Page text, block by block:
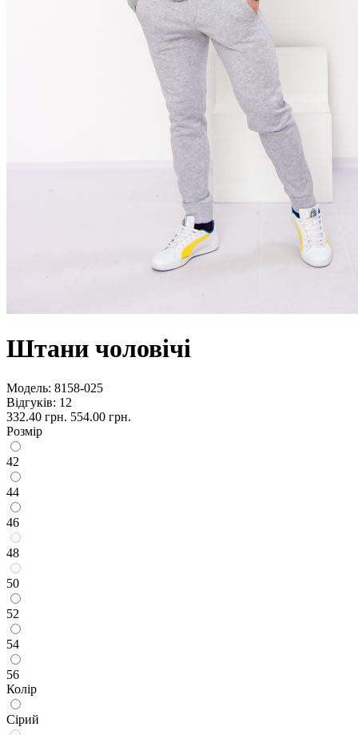
Штани чоловічі
Модель: 8158-025
Відгуків: 12
332.40 грн. 554.00 грн.
Розмір
42
44
46
48
50
52
54
56
Колір
Сірий